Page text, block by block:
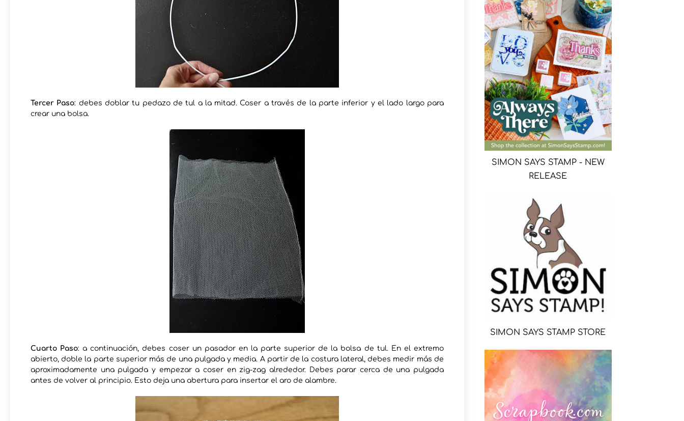
Tercer Paso: debes doblar tu pedazo de tul a la mitad. Coser a través de la parte inferior y el lado largo para
crear una bolsa.
Cuarto Paso: a continuación, debes coser un pasador en la parte superior de la bolsa de tul. En el extremo
abierto, doble la parte superior más de una pulgada y media. A partir de la costura lateral, debes medir más de
aproximadamente una pulgada y empezar a coser en zig-zag alrededor. Debes parar cerca de una pulgada
antes de volver al principio. Esto deja una abertura para insertar el aro de alambre.
SIMON SAYS STAMP - NEW
RELEASE
SIMON SAYS STAMP STORE